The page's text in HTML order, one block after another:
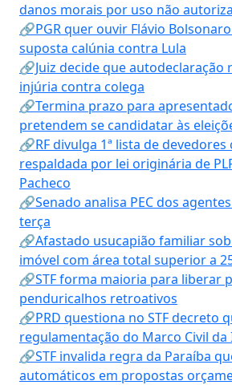
danos morais por uso não
🔗PGR quer ouvir Flávio
suposta calúnia contra Lula
🔗Juiz decide que autodeclaração
injúria contra colega
🔗Termina prazo para
pretendem se candidatar às
🔗RF divulga 1ª lista de
respaldada por lei originária de
Pacheco
🔗Senado analisa PEC dos
terça
🔗Afastado usucapião familiar
imóvel com área total superior a
🔗STF forma maioria para liberar
penduricalhos retroativos
🔗PRD questiona no STF decreto
regulamentação do Marco Civil
🔗STF invalida regra da Paraíba
automáticos em propostas